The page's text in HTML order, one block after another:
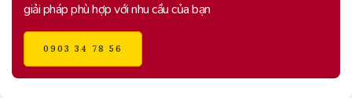
giải pháp phù hợp với nhu cầu của bạn
0903 34 78 56